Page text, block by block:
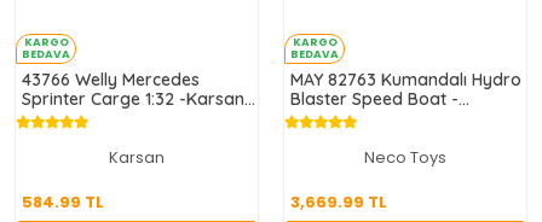
KARGO
BEDAVA
43766 Welly Mercedes
Sprinter Carge 1:32 -Karsan
Oyuncak
Karsan
584.99 TL
584.99 TL
KARGO
BEDAVA
MAY 82763 Kumandalı Hydro
Blaster Speed Boat -
Necotoys
Neco Toys
3,669.99 TL
3,669.99 TL
Sepete Ekle